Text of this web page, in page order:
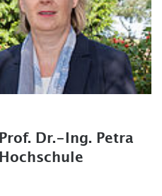
Dr.-Ing. Petra